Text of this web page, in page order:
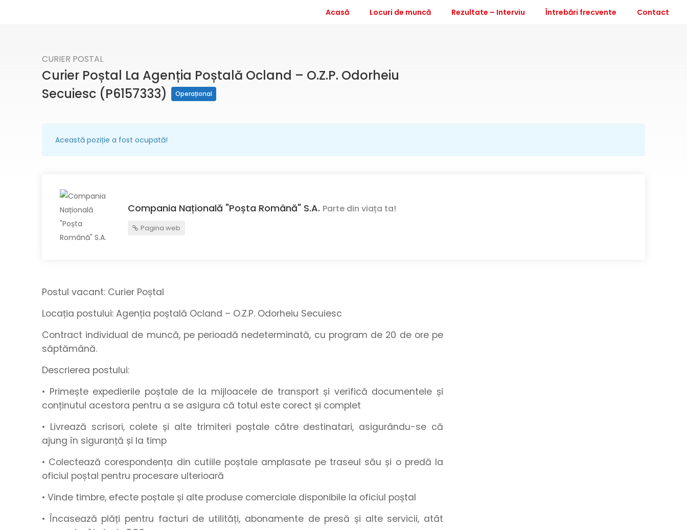
Acasă Locuri de muncă Rezultate – Interviu Întrebări frecvente Contact
CURIER POSTAL
Curier Poștal La Agenția Poștală Ocland – O.Z.P. Odorheiu
Secuiesc (P6157333)
Operațional
Această poziție a fost ocupată!
Compania Națională "Poșta Română" S.A. Parte din viața ta!
Pagina web
Postul vacant: Curier Poștal
Locația postului: Agenția poștală Ocland – O.Z.P. Odorheiu Secuiesc
Contract individual de muncă, pe perioadă nedeterminată, cu program de 20 de ore pe
săptămână.
Descrierea postului:
• Primește expedierile poștale de la mijloacele de transport și verifică documentele și
conținutul acestora pentru a se asigura că totul este corect și complet
• Livrează scrisori, colete și alte trimiteri poștale către destinatari, asigurându-se că
ajung în siguranță și la timp
• Colectează corespondența din cutiile poștale amplasate pe traseul său și o predă la
oficiul poștal pentru procesare ulterioară
• Vinde timbre, efecte poștale și alte produse comerciale disponibile la oficiul poștal
• Încasează plăți pentru facturi de utilități, abonamente de presă și alte servicii, atât